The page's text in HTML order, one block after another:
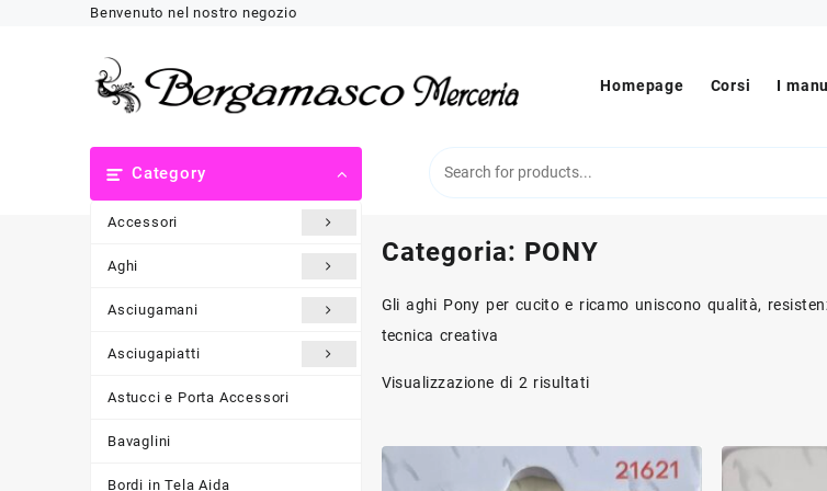
Benvenuto nel nostro negozio
Homepage Corsi I
Category
Accessori
Aghi
Asciugamani
Asciugapiatti
Astucci e Porta Accessori
Bavaglini
Bordi in Tela Aida
Categoria: PONY
Gli aghi Pony per cucito e ricamo uniscono qualità,
tecnica creativa
Visualizzazione di 2 risultatiOrdina
base